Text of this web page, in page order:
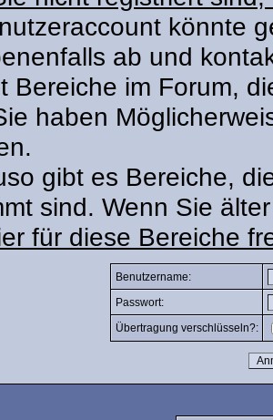
könnte
ab und
Bereiche im Forum,
haben
gibt es Bereiche,
sind. Wenn Sie
für diese Bereiche
Benutzername:
Passwort:
Übertragung verschlüsseln?: